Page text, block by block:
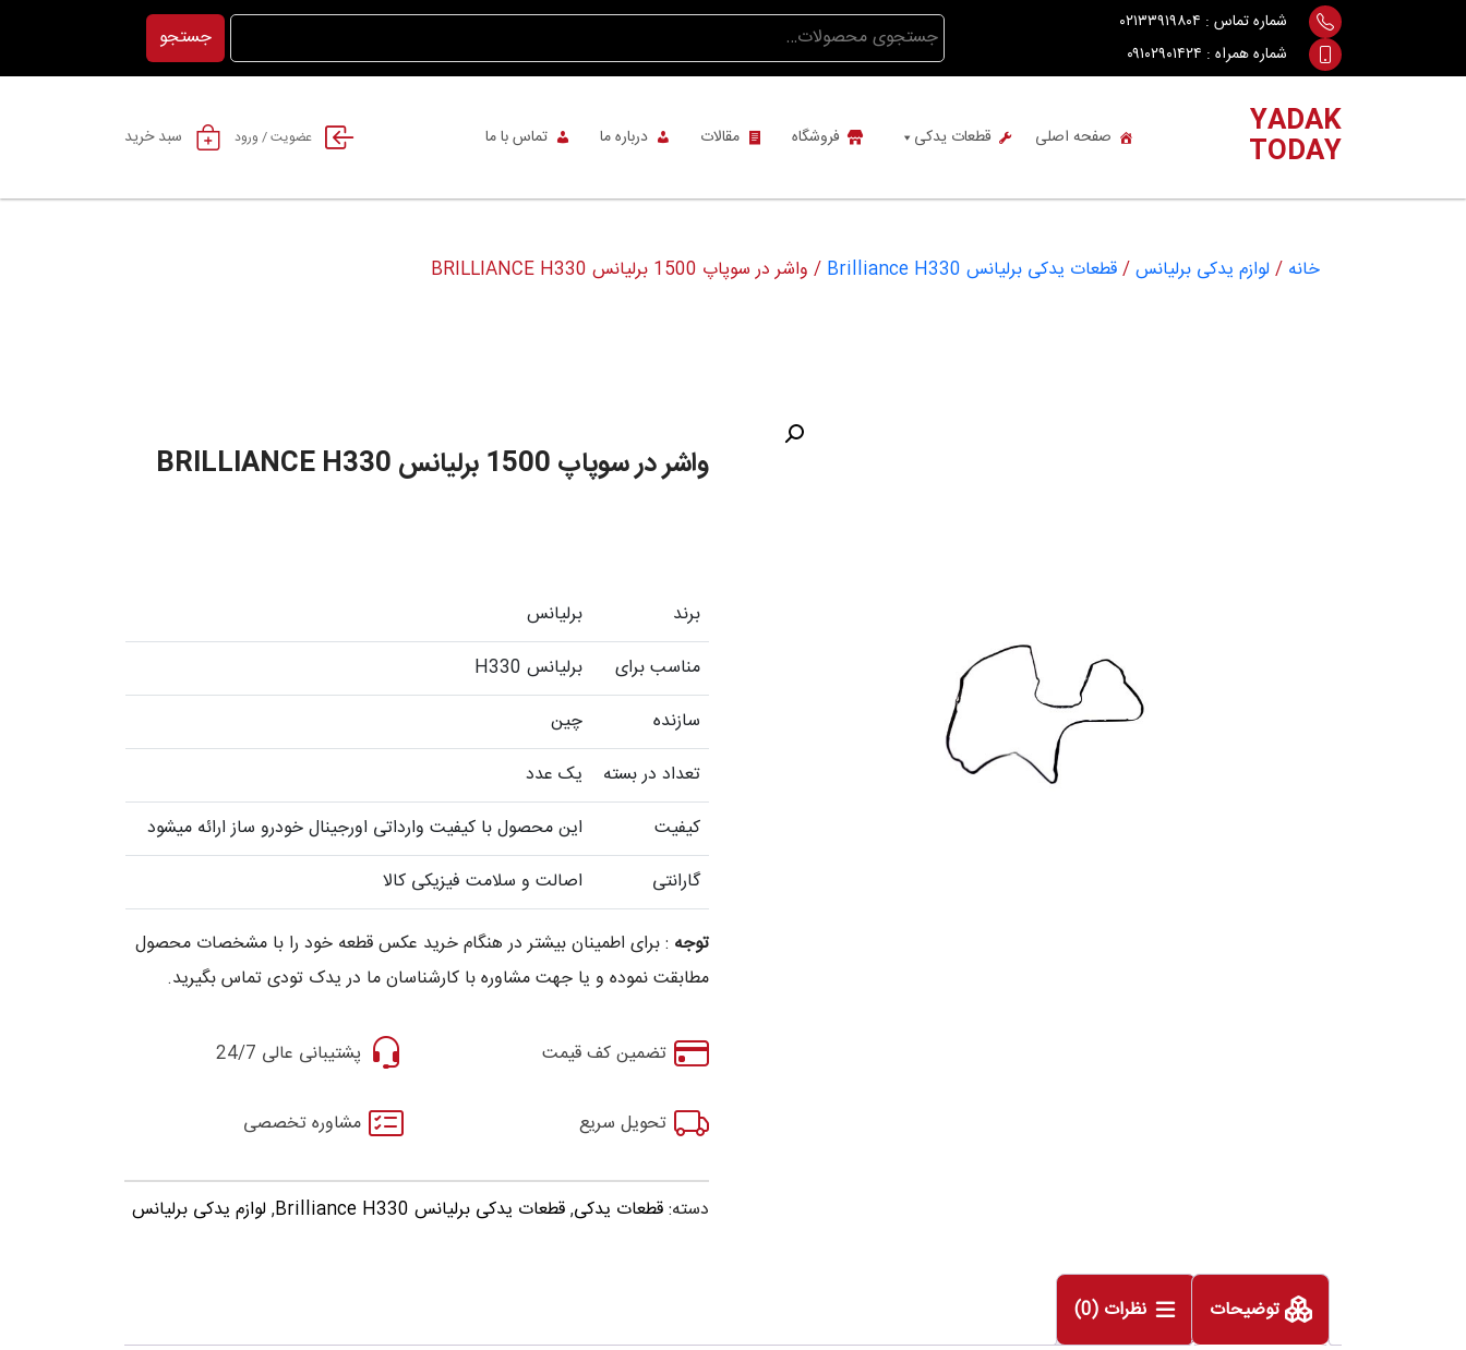
content
شماره تماس : ۰۲۱۳۳۹۱۹۸۰۴
شماره همراه : ۰۹۱۰۲۹۰۱۴۲۴
جستجو
برای:
جستجو
YADAK
TODAY صفحه اصلی قطعات یدکی فروشگاه مقالات درباره ما تماس با ما عضویت / ورود سبد خرید
خانه / لوازم یدکی برلیانس/قطعات یدکی برلیانس Brilliance H330 / واشر در سوپاپ 1500 برلیانس BRILLIANCE H330
واشر در سوپاپ 1500 برلیانس BRILLIANCE H330
برند
برلیانس
مناسب برای
برلیانس H330
سازنده
چین
تعداد در بسته
یک عدد
کیفیت
این محصول با کیفیت وارداتی اورجینال خودرو ساز ارائه میشود
گارانتی
اصالت و سلامت فیزیکی کالا
توجه : برای اطمینان بیشتر در هنگام خرید عکس قطعه خود را با مشخصات محصول
مطابقت نموده و یا جهت مشاوره با کارشناسان ما در یدک تودی تماس بگیرید.
تضمین کف قیمت پشتیبانی عالی 24/7
تحویل سریع مشاوره تخصصی
دسته:قطعات یدکی,قطعات یدکی برلیانس Brilliance H330 ,لوازم یدکی برلیانس
توضیحات نظرات (0)